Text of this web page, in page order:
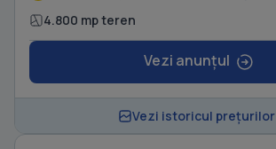
4.800 mp teren
Vezi anunțul
Vezi istoricul prețurilor